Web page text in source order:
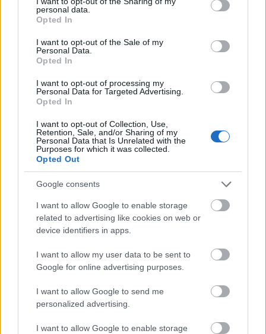
grant or deny consent to Google and its third-party tags to
use your data for below specified purposes in below Google
consent section.
personal data.
Opted In
I want to opt-out of the Sale of my
Personal Data.
Opted In
I want to opt-out of processing my
Personal Data for Targeted Advertising.
Opted In
I want to opt-out of Collection, Use,
Retention, Sale, and/or Sharing of my
Personal Data that Is Unrelated with the
Purposes for which it was collected.
Opted Out
Google consents
I want to allow Google to enable storage
related to advertising like cookies on web or
device identifiers in apps.
I want to allow my user data to be sent to
Google for online advertising purposes.
I want to allow Google to send me
personalized advertising.
I want to allow Google to enable storage
PUNKT
Nincs megjeleníthető elem
Fotográfusok és témák
mai manó ház hírek (718) magnum photos 217)